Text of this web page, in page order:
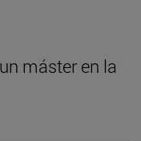
máster en la